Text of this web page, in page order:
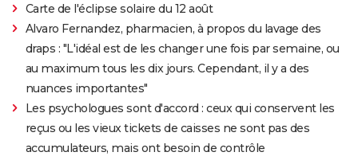
Carte de l'éclipse solaire du 12 août
Alvaro Fernandez, pharmacien, à propos du lavage des
draps : "L'idéal est de les changer une fois par semaine, ou
au maximum tous les dix jours. Cependant, il y a des
nuances importantes"
Les psychologues sont d'accord : ceux qui conservent les
reçus ou les vieux tickets de caisses ne sont pas des
accumulateurs, mais ont besoin de contrôle